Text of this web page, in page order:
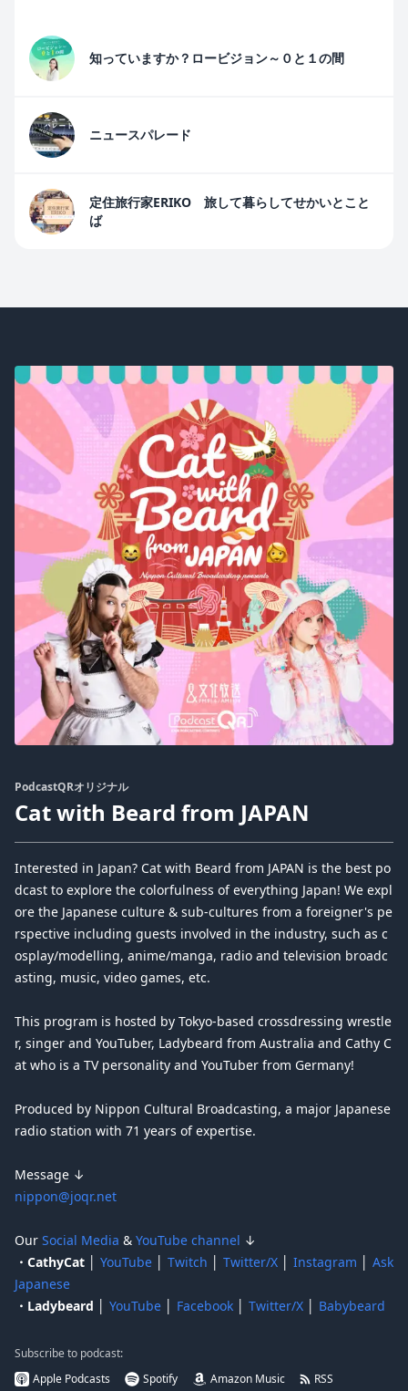
知っていますか？ロービジョン～０と１の間
ニュースパレード
定住旅行家ERIKO 旅して暮らしてせかいとこと
ば
PodcastQRオリジナル
Cat with Beard from JAPAN
Interested in Japan? Cat with Beard from JAPAN is the best po
dcast to explore the colorfulness of everything Japan! We expl
ore the Japanese culture & sub-cultures from a foreigner's pe
rspective including guests involved in the industry, such as c
osplay/modelling, anime/manga, radio and television broadc
asting, music, video games, etc.
This program is hosted by Tokyo-based crossdressing wrestle
r, singer and YouTuber, Ladybeard from Australia and Cathy C
at who is a TV personality and YouTuber from Germany!
Produced by Nippon Cultural Broadcasting, a major Japanese
radio station with 71 years of expertise.
Message ↓
nippon@joqr.net
Our Social Media & YouTube channel ↓
・CathyCat │
YouTube Twitch Twitter/X Instagram
Ask
Japanese
・Ladybeard │
YouTube Facebook Twitter/X Babybeard
Subscribe to podcast:
Apple Podcasts
Spotify Amazon Music RSS